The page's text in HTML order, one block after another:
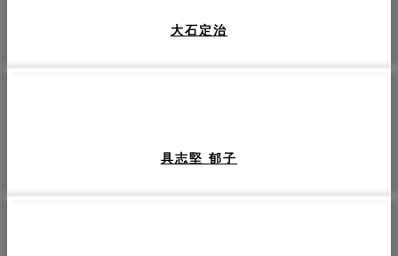
大石定治
具志堅 郁子